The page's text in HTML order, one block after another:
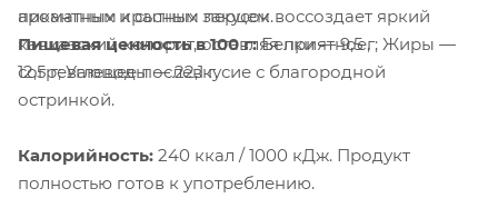
ароматных и сытных закусок.
пикантным красным перцем воссоздает яркий
кавказский колорит, оставляя приятное,
согревающее послевкусие с благородной
остринкой.
Пищевая ценность в 100 г:Белки — 9,5 г; Жиры —
12,5 г; Углеводы — 22,1 г.
Калорийность: 240 ккал / 1000 кДж. Продукт
полностью готов к употреблению.